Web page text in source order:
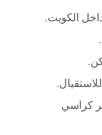
الكويت.
كراسي